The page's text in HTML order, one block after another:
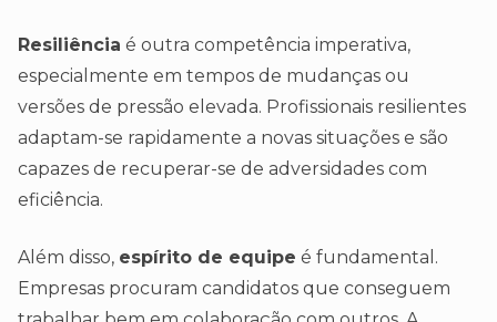
Resiliência é outra competência imperativa,
especialmente em tempos de mudanças ou
versões de pressão elevada. Profissionais resilientes
adaptam-se rapidamente a novas situações e são
capazes de recuperar-se de adversidades com
eficiência.
Além disso, espírito de equipe é fundamental.
Empresas procuram candidatos que conseguem